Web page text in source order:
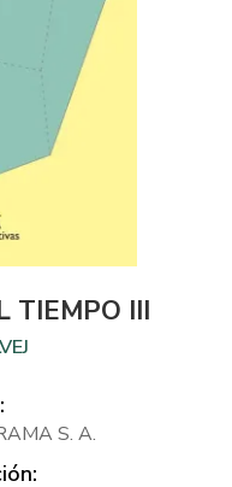
TIEMPO III
S. A.